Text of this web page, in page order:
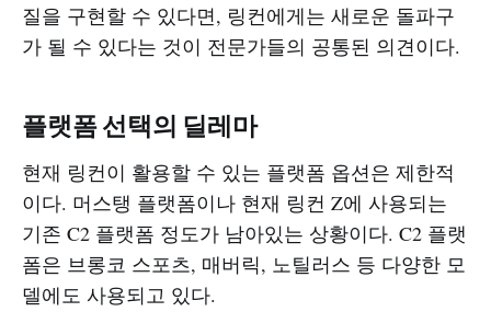
질을 구현할 수 있다면, 링컨에게는 새로운 돌파구
가 될 수 있다는 것이 전문가들의 공통된 의견이다.
플랫폼 선택의 딜레마
현재 링컨이 활용할 수 있는 플랫폼 옵션은 제한적
이다. 머스탱 플랫폼이나 현재 링컨 Z에 사용되는
기존 C2 플랫폼 정도가 남아있는 상황이다. C2 플랫
폼은 브롱코 스포츠, 매버릭, 노틸러스 등 다양한 모
델에도 사용되고 있다.